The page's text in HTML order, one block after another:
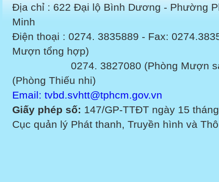
Địa chỉ : 622 Đại lộ Bình Dương - Phường
Minh
Điện thoại : 0274. 3835889 - Fax:
Mượn tổng hợp)
0274. 3827080 (Phòng Mượn sách
(Phòng Thiếu nhi)
Email: tvbd.svhtt@tphcm.gov.vn
Giấy phép số: 147/GP-TTĐT ngày 15
Cục quản lý Phát thanh, Truyền hình và